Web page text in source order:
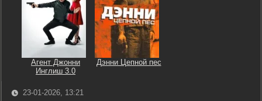
Агент Джонни
Инглиш 3.0
Дэнни Цепной пес
23-01-2026, 13:21